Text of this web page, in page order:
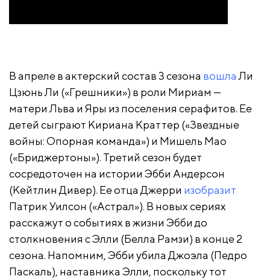
В апреле в актерский состав 3 сезона вошлаЛи
Цзюнь Ли («Грешники») в роли Мириам —
матери Льва и Яры из поселения серафитов. Ее
детей сыграют Кириана Краттер («Звездные
войны: Опорная команда») и Мишель Мао
(«Бриджертоны»). Третий сезон будет
сосредоточен на истории Эбби Андерсон
(Кейтлин Дивер). Ее отца Джерри изобразит
Патрик Уилсон («Астрал»). В новых сериях
расскажут о событиях в жизни Эбби до
столкновения с Элли (Белла Рамзи) в конце 2
сезона. Напомним, Эбби убила Джоэла (Педро
Паскаль), наставника Элли, поскольку тот